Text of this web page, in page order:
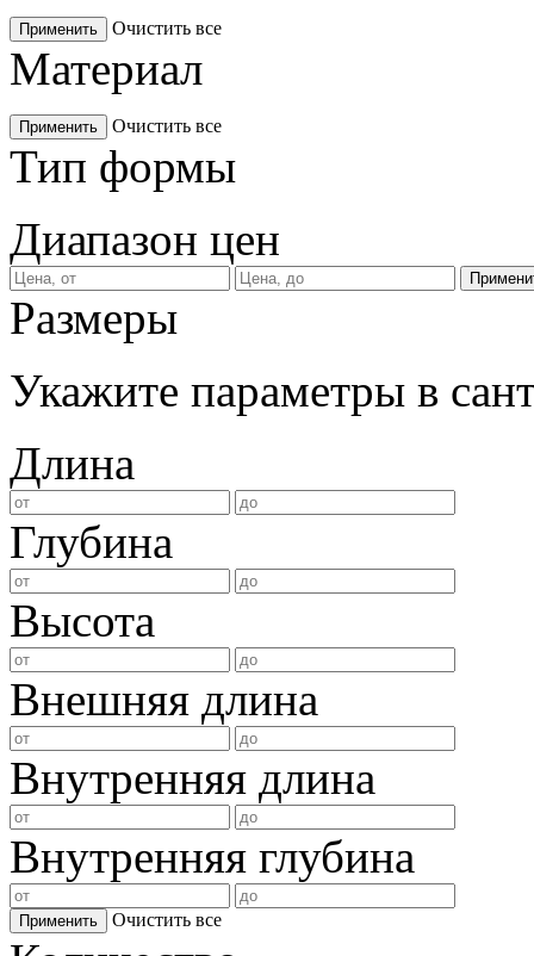
Применить Очистить все
Материал
Применить Очистить все
Тип формы
Диапазон цен
Размеры
Укажите параметры в
Длина
Глубина
Высота
Внешняя длина
Внутренняя длина
Внутренняя глубина
Применить Очистить все